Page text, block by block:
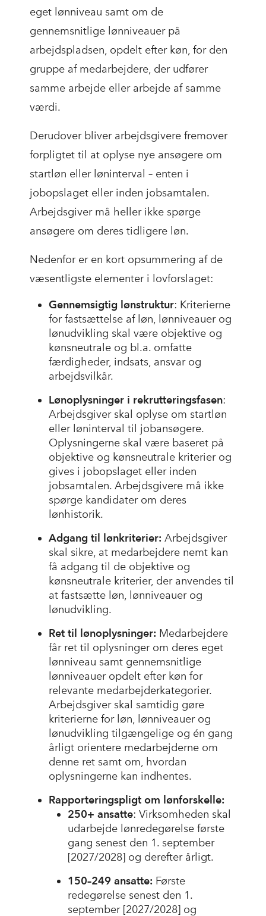
eget lønniveau samt om de
gennemsnitlige lønniveauer på
arbejdspladsen, opdelt efter køn, for den
gruppe af medarbejdere, der udfører
samme arbejde eller arbejde af samme
værdi.
Derudover bliver arbejdsgivere fremover
forpligtet til at oplyse nye ansøgere om
startløn eller løninterval – enten i
jobopslaget eller inden jobsamtalen.
Arbejdsgiver må heller ikke spørge
ansøgere om deres tidligere løn.
Nedenfor er en kort opsummering af de
væsentligste elementer i lovforslaget:
Gennemsigtig lønstruktur: Kriterierne
for fastsættelse af løn, lønniveauer og
lønudvikling skal være objektive og
kønsneutrale og bl.a. omfatte
færdigheder, indsats, ansvar og
arbejdsvilkår.
Lønoplysninger i rekrutteringsfasen:
Arbejdsgiver skal oplyse om startløn
eller løninterval til jobansøgere.
Oplysningerne skal være baseret på
objektive og kønsneutrale kriterier og
gives i jobopslaget eller inden
jobsamtalen. Arbejdsgivere må ikke
spørge kandidater om deres
lønhistorik.
Adgang til lønkriterier: Arbejdsgiver
skal sikre, at medarbejdere nemt kan
få adgang til de objektive og
kønsneutrale kriterier, der anvendes til
at fastsætte løn, lønniveauer og
lønudvikling.
Ret til lønoplysninger: Medarbejdere
får ret til oplysninger om deres eget
lønniveau samt gennemsnitlige
lønniveauer opdelt efter køn for
relevante medarbejderkategorier.
Arbejdsgiver skal samtidig gøre
kriterierne for løn, lønniveauer og
lønudvikling tilgængelige og én gang
årligt orientere medarbejderne om
denne ret samt om, hvordan
oplysningerne kan indhentes.
Rapporteringspligt om lønforskelle:
250+ ansatte: Virksomheden skal
udarbejde lønredegørelse første
gang senest den 1. september
[2027/2028] og derefter årligt.
150–249 ansatte: Første
redegørelse senest den 1.
september [2027/2028] og